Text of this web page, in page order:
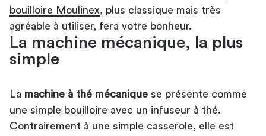
bouilloire Moulinex , plus classique mais très
agréable à utiliser, fera votre bonheur.
La machine mécanique, la plus
simple
La machine à thé mécanique se présente comme
une simple bouilloire avec un infuseur à thé.
Contrairement à une simple casserole, elle est